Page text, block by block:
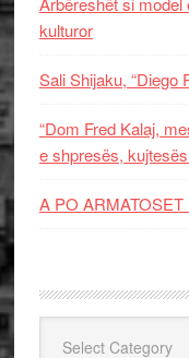
kulturor
Sali Shijaku, “Diego
“Dom Fred Kalaj,
e shpresës,
A PO ARMATOSET